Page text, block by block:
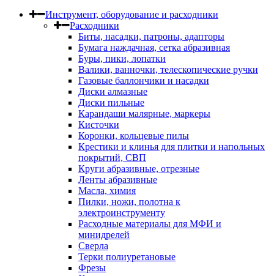
Инструмент, оборудование и расходники
Расходники
Биты, насадки, патроны, адапторы
Бумага наждачная, сетка абразивная
Буры, пики, лопатки
Валики, ванночки, телескопические ручки
Газовые баллончики и насадки
Диски алмазные
Диски пильные
Карандаши малярные, маркеры
Кисточки
Коронки, кольцевые пилы
Крестики и клинья для плитки и напольных
покрытий, СВП
Круги абразивные, отрезные
Ленты абразивные
Масла, химия
Пилки, ножи, полотна к
электроинструменту
Расходные материалы для МФИ и
минидрелей
Сверла
Терки полиуретановые
Фрезы